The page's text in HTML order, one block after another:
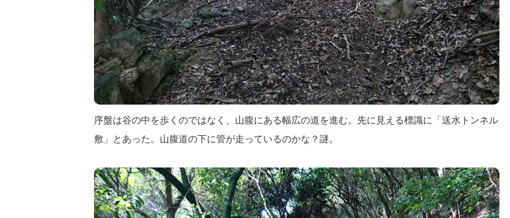
序盤は谷の中を歩くのではなく、山腹にある幅広の道を進む。先に見える標識に「送水トンネル
敷」とあった。山腹道の下に管が走っているのかな？謎。